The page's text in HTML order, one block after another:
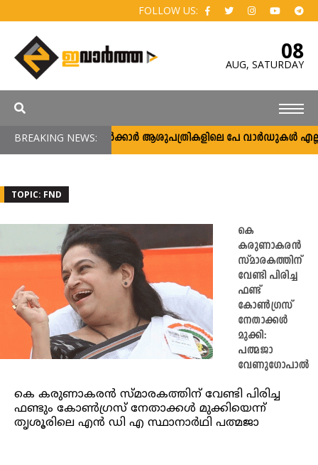
FOLLOW US:
08
AUG, SATURDAY
BREAKING NEWS:സർക്കാർ ആശുപത്രികളിലെ പേ വാർഡുകൾ
TOPIC: FND
കെ
കരുണാകരൻ
സ്മാരകത്തിന്
വേണ്ടി പിരിച്ച
ഫണ്ട്
കോൺഗ്രസ്
നേതാക്കൾ
മുക്കി:
പത്മജാ
വേണുഗോപാൽ
കെ കരുണാകരൻ സ്മാരകത്തിന് വേണ്ടി പിരിച്ച
ഫണ്ടും കോൺഗ്രസ് നേതാക്കൾ മുക്കിയെന്ന്
തൃശൂരിലെ എൻ ഡി എ സ്ഥാനാർഥി പത്മജാ